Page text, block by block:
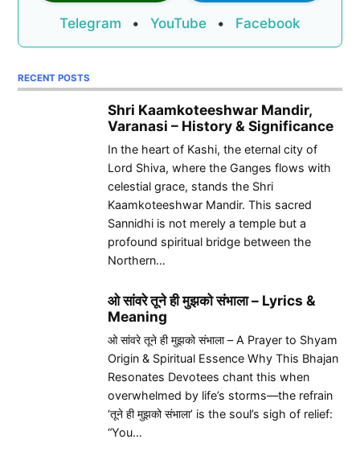
Telegram • YouTube • Facebook
RECENT POSTS
Shri Kaamkoteeshwar Mandir,
Varanasi – History & Significance
In the heart of Kashi, the eternal city of
Lord Shiva, where the Ganges flows with
celestial grace, stands the Shri
Kaamkoteeshwar Mandir. This sacred
Sannidhi is not merely a temple but a
profound spiritual bridge between the
Northern…
ओ सांवरे तूने ही मुझको संभाला – Lyrics &
Meaning
ओ सांवरे तूने ही मुझको संभाला – A Prayer to Shyam
Origin & Spiritual Essence Why This Bhajan
Resonates Devotees chant this when
overwhelmed by life’s storms—the refrain
‘तूने ही मुझको संभाला’ is the soul’s sigh of relief:
“You…